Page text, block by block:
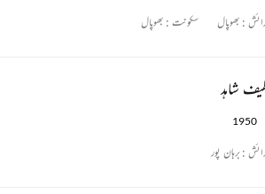
: بھوپال سکونت : بھوپال
شاہد
1950
:برہان پور